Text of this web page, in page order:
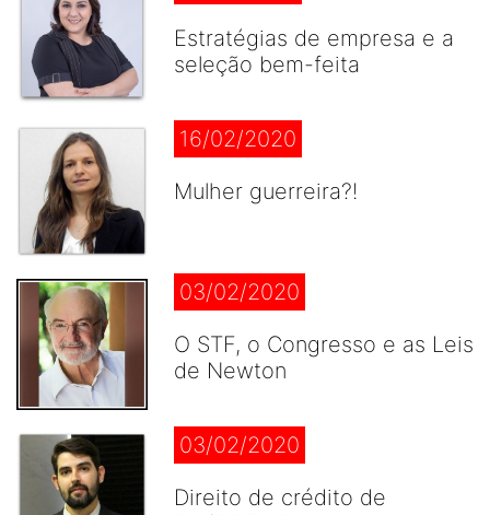
Estratégias de empresa e a
seleção bem-feita
16/02/2020
Mulher guerreira?!
03/02/2020
O STF, o Congresso e as Leis
de Newton
03/02/2020
Direito de crédito de